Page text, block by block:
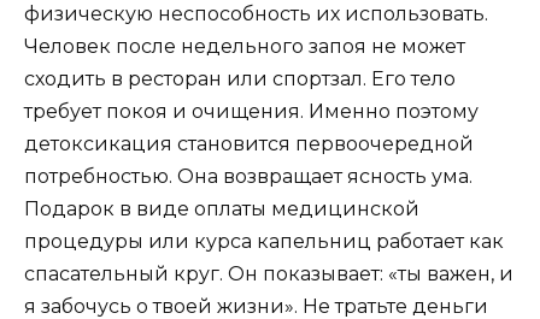
физическую неспособность их использовать.
Человек после недельного запоя не может
сходить в ресторан или спортзал. Его тело
требует покоя и очищения. Именно поэтому
детоксикация становится первоочередной
потребностью. Она возвращает ясность ума.
Подарок в виде оплаты медицинской
процедуры или курса капельниц работает как
спасательный круг. Он показывает: «ты важен, и
я забочусь о твоей жизни». Не тратьте деньги